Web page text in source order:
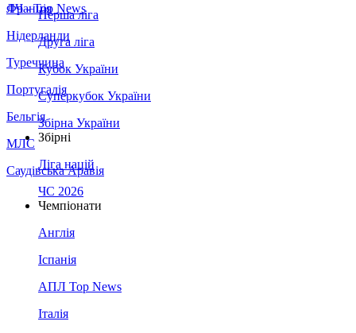
Франція
Нідерланди
Туреччина
Португалія
Бельгія
МЛС
Саудівська Аравія
ЛЧ - Top News
Перша ліга
Друга ліга
Кубок України
Суперкубок України
Збірна України
Збірні
Ліга націй
ЧС 2026
Чемпіонати
Англія
Іспанія
АПЛ Top News
Італія